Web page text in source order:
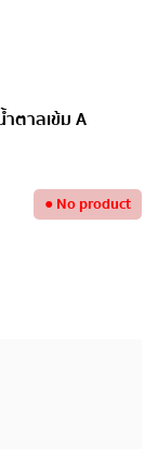
ำตาลเข้ม A
●No product